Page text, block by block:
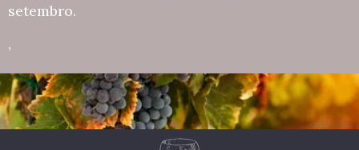
setembro.
,